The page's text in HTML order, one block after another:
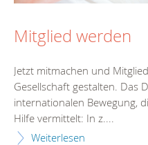
Mitglied werden
Jetzt mitmachen und
Gesellschaft gestalten. Das
internationalen Bewegung,
Hilfe vermittelt: In z....
Weiterlesen